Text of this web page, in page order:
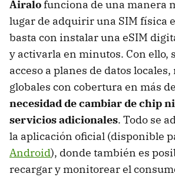
Airalofunciona de una manera
lugar de adquirir una SIM física
basta con instalar una eSIM
y activarla en minutos. Con ello,
acceso a planes de datos
globales con cobertura en más
necesidad de cambiar de chip
servicios adicionales. Todo se
la aplicación oficial (disponible
Android), donde también es
recargar y monitorear el